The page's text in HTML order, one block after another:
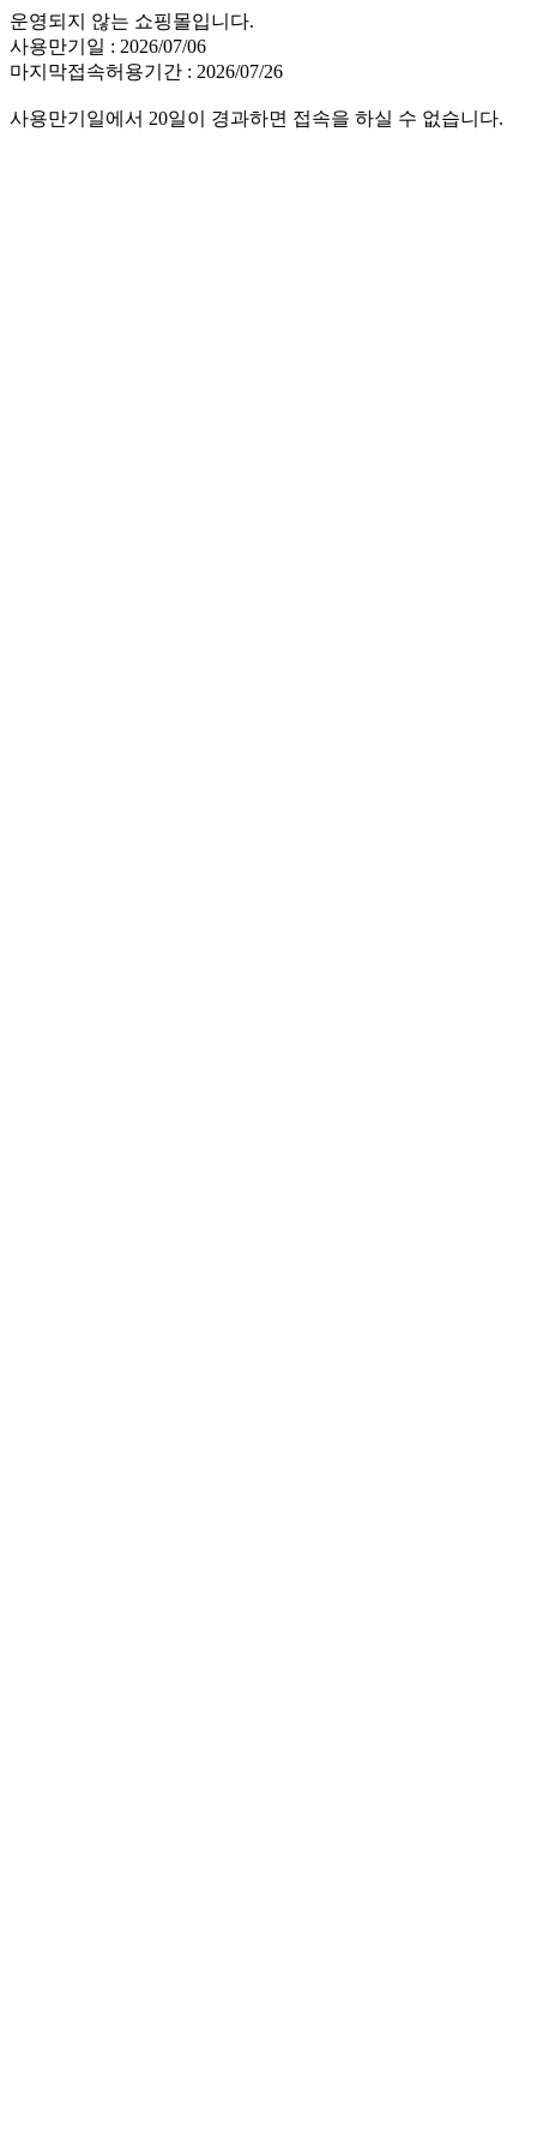
운영되지 않는 쇼핑몰입니다.
사용만기일 : 2026/07/06
마지막접속허용기간 : 2026/07/26
사용만기일에서 20일이 경과하면 접속을 하실 수 없습니다.